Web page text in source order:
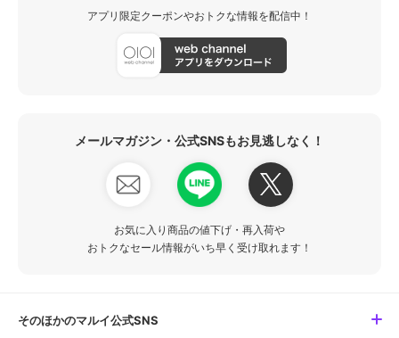
アプリ限定クーポンやおトクな情報を配信中！
メールマガジン・公式SNSもお見逃しなく！
お気に入り商品の値下げ・再入荷や
おトクなセール情報がいち早く受け取れます！
そのほかのマルイ公式SNS